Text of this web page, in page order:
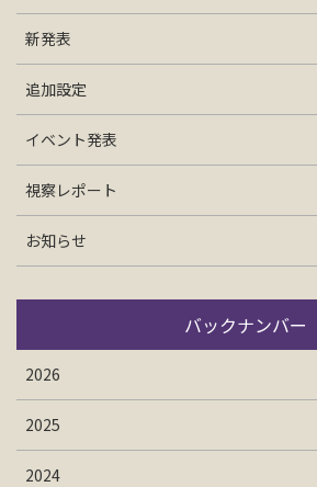
新発表
追加設定
イベント発表
視察レポート
お知らせ
バックナンバー
2026
2025
2024